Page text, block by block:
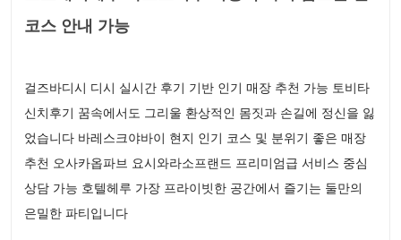
코스 안내 가능
걸즈바디시 디시 실시간 후기 기반 인기 매장 추천 가능 토비타
신치후기 꿈속에서도 그리울 환상적인 몸짓과 손길에 정신을 잃
었습니다 바레스크야바이 현지 인기 코스 및 분위기 좋은 매장
추천 오사카옵파브 요시와라소프랜드 프리미엄급 서비스 중심
상담 가능 호텔헤루 가장 프라이빗한 공간에서 즐기는 둘만의
은밀한 파티입니다